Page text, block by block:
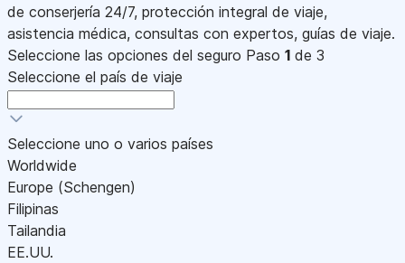
de conserjería 24/7, protección integral de viaje,
asistencia médica, consultas con expertos, guías de viaje.
Seleccione las opciones del seguro Paso 1 de 3
Seleccione el país de viaje
Seleccione uno o varios países
Worldwide
Europe (Schengen)
Filipinas
Tailandia
EE.UU.